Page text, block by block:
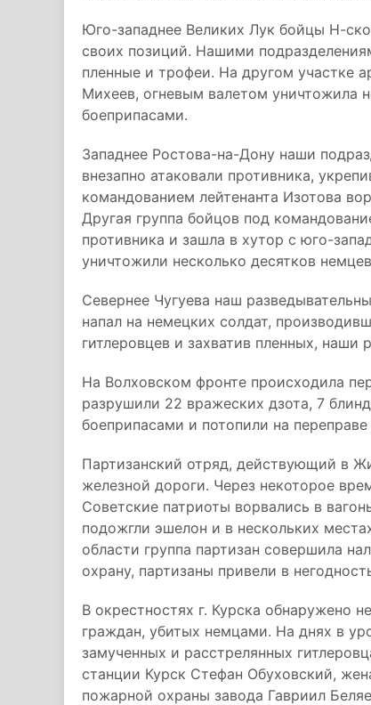
Юго-западнее Великих Лук бойцы Н-
своих позиций. Нашими
пленные и трофеи. На другом участке
Михеев, огневым валетом уничтожила
боеприпасами.
Западнее Ростова-на-Дону наши
внезапно атаковали противника,
командованием лейтенанта Изотова
Другая группа бойцов под
противника и зашла в хутор с юго-
уничтожили несколько десятков
Севернее Чугуева наш
напал на немецких солдат,
гитлеровцев и захватив пленных, наши
На Волховском фронте происходила
разрушили 22 вражеских дзота, 7
боеприпасами и потопили на
Партизанский отряд, действующий в
железной дороги. Через некоторое
Советские патриоты ворвались в
подожгли эшелон и в нескольких
области группа партизан совершила
охрану, партизаны привели в
B окрестностях г. Курска обнаружено
граждан, убитых немцами. На днях в
замученных и расстрелянных
станции Курск Стефан Обуховский,
пожарной охраны завода Гавриил